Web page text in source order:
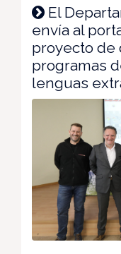
El
envía al
proyecto de
programas
lenguas